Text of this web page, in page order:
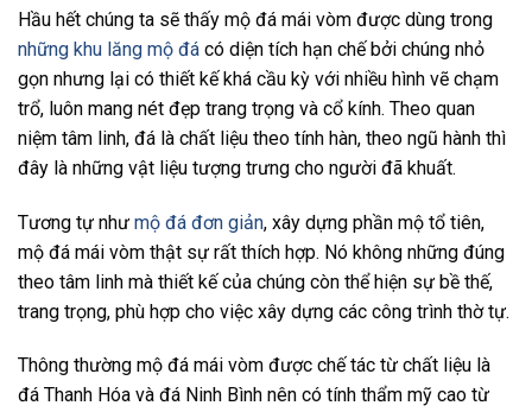
Hầu hết chúng ta sẽ thấy mộ đá mái vòm được dùng trong
những khu lăng mộ đá có diện tích hạn chế bởi chúng nhỏ
gọn nhưng lại có thiết kế khá cầu kỳ với nhiều hình vẽ chạm
trổ, luôn mang nét đẹp trang trọng và cổ kính. Theo quan
niệm tâm linh, đá là chất liệu theo tính hàn, theo ngũ hành thì
đây là những vật liệu tượng trưng cho người đã khuất.
Tương tự như mộ đá đơn giản, xây dựng phần mộ tổ tiên,
mộ đá mái vòm thật sự rất thích hợp. Nó không những đúng
theo tâm linh mà thiết kế của chúng còn thể hiện sự bề thế,
trang trọng, phù hợp cho việc xây dựng các công trình thờ tự.
Thông thường mộ đá mái vòm được chế tác từ chất liệu là
đá Thanh Hóa và đá Ninh Bình nên có tính thẩm mỹ cao từ